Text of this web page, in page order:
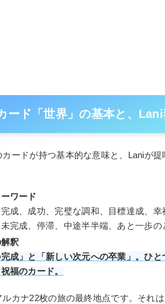
ード「世界」の基本と、
カードが持つ基本的な意味と、Laniが
ワード
完成、成功、完璧な調和、目標達成、幸
未完成、停滞、中途半半端、あと一歩
釈
完成」と「新しい次元への卒業」。ひ
福のカード。
ルカナ22枚の旅の最終地点です。それ